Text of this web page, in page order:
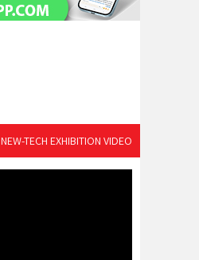
NEW-TECH EXHIBITION VIDEO